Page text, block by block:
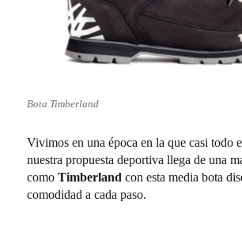
Bota Timberland
Vivimos en una época en la que casi todo
nuestra propuesta deportiva llega de una
comoTimberland con esta media bota
comodidad a cada paso.